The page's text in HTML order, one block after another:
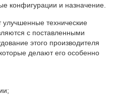
конфигурации и назначение.
технические
с поставленными
этого производителя
делают его особенно